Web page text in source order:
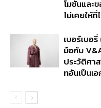
โมชั่นและ
ไม่เคยให้
เบอร์เบอ
มือกับ
ประวัติศา
ทอันเป็นเ